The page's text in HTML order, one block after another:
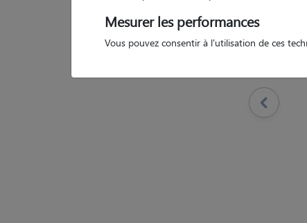
Mesurer les performances
Vous pouvez consentir à l'utilisation de ces